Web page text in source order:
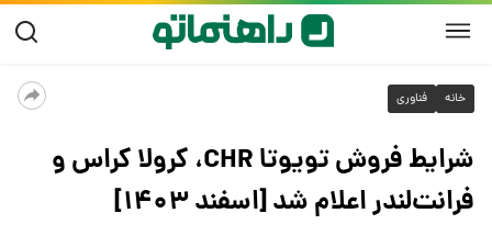
خانه فناوری
شرایط فروش تویوتا CHR، کرولا کراس و
فرانت‌لندر اعلام شد [اسفند ۱۴۰۳]